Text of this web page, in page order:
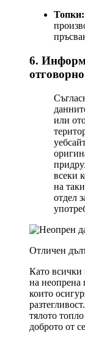
Топки:
6.
или
всеки
на
отдел
Отличен
Като всички
на неопрена
които
тялото
доброто от